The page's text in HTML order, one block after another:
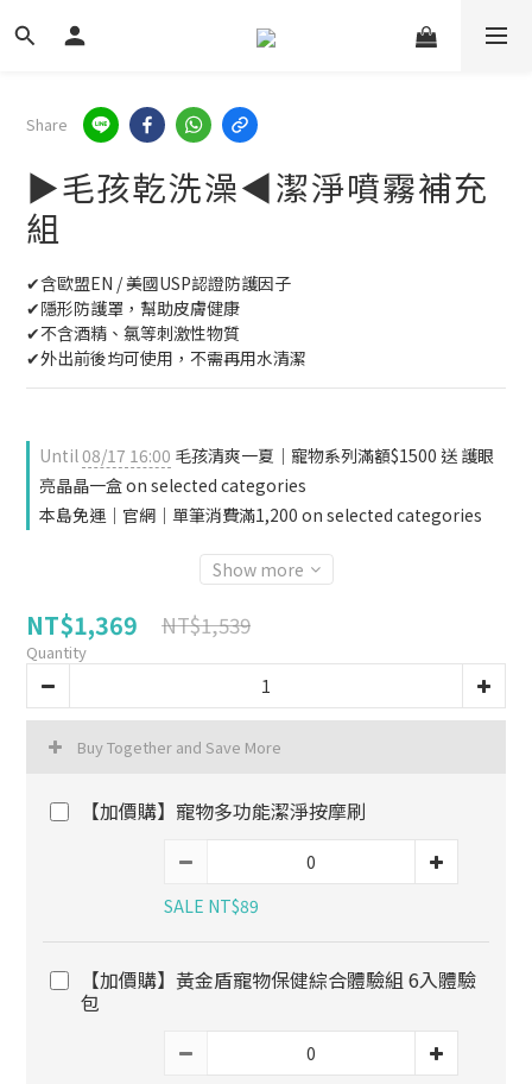
Share
▶毛孩乾洗澡◀潔淨噴霧補充
組
✔含歐盟EN / 美國USP認證防護因子
✔隱形防護罩，幫助皮膚健康
✔不含酒精、氯等刺激性物質
✔外出前後均可使用，不需再用水清潔
Until08/17 16:00 毛孩清爽一夏｜寵物系列滿額$1500 送 護眼
亮晶晶一盒 on selected categories
本島免運｜官網｜單筆消費滿1,200 on selected categories
Show more
NT$1,369 NT$1,539
Quantity
Buy Together and Save More
【加價購】寵物多功能潔淨按摩刷
SALE NT$89
【加價購】黃金盾寵物保健綜合體驗組 6入體驗
包